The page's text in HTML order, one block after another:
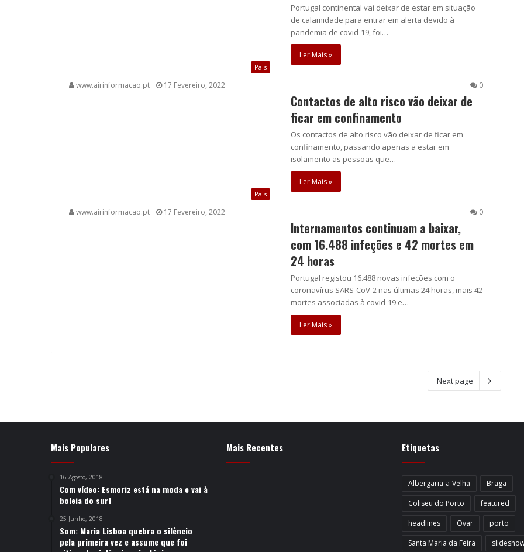
Portugal continental vai deixar de estar em situação
de calamidade para entrar em alerta devido à
pandemia de covid-19, foi…
Ler Mais »
País
www.airinformacao.pt 17 Fevereiro, 2022 0
Contactos de alto risco vão deixar de
ficar em confinamento
Os contactos de alto risco vão deixar de ficar em
confinamento, passando apenas a estar em
isolamento as pessoas que…
Ler Mais »
País
www.airinformacao.pt 17 Fevereiro, 2022 0
Internamentos continuam a baixar,
com 16.488 infeções e 42 mortes em
24 horas
Portugal registou 16.488 novas infeções com o
coronavírus SARS-CoV-2 nas últimas 24 horas, mais 42
mortes associadas à covid-19 e…
Ler Mais »
Next page
Mais Populares
16 Agosto, 2018
Com vídeo: Esmoriz está na moda e vai à
boleia do surf
25 Junho, 2018
Som: Maria Lisboa quebra o silêncio
pela primeira vez e assume que foi
Mais Recentes Etiquetas
Albergaria-a-Velha
Braga
Coliseu do Porto
featured
headlines
Ovar
porto
Santa Maria da Feira